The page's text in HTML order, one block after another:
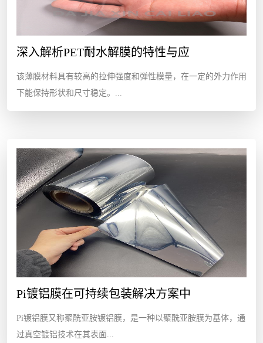
深入解析PET耐水解膜的特性与应
该薄膜材料具有较高的拉伸强度和弹性模量，在一定的外力作用
下能保持形状和尺寸稳定。...
Pi镀铝膜在可持续包装解决方案中
Pi镀铝膜又称聚酰亚胺镀铝膜，是一种以聚酰亚胺膜为基体，通
过真空镀铝技术在其表面...